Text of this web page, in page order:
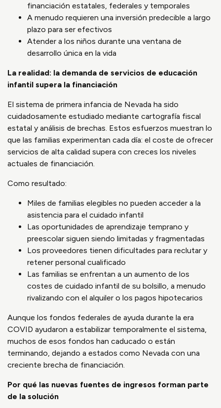
financiación estatales, federales y temporales
A menudo requieren una inversión predecible a largo
plazo para ser efectivos
Atender a los niños durante una ventana de
desarrollo única en la vida
La realidad: la demanda de servicios de educación
infantil supera la financiación
El sistema de primera infancia de Nevada ha sido
cuidadosamente estudiado mediante cartografía fiscal
estatal y análisis de brechas. Estos esfuerzos muestran lo
que las familias experimentan cada día: el coste de ofrecer
servicios de alta calidad supera con creces los niveles
actuales de financiación.
Como resultado:
Miles de familias elegibles no pueden acceder a la
asistencia para el cuidado infantil
Las oportunidades de aprendizaje temprano y
preescolar siguen siendo limitadas y fragmentadas
Los proveedores tienen dificultades para reclutar y
retener personal cualificado
Las familias se enfrentan a un aumento de los
costes de cuidado infantil de su bolsillo, a menudo
rivalizando con el alquiler o los pagos hipotecarios
Aunque los fondos federales de ayuda durante la era
COVID ayudaron a estabilizar temporalmente el sistema,
muchos de esos fondos han caducado o están
terminando, dejando a estados como Nevada con una
creciente brecha de financiación.
Por qué las nuevas fuentes de ingresos forman parte
de la solución